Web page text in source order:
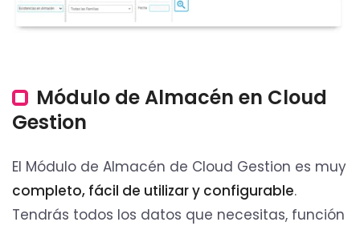
Módulo de Almacén en Cloud
Gestion
El Módulo de Almacén de Cloud Gestion es muy
completo, fácil de utilizar y configurable.
Tendrás todos los datos que necesitas, función